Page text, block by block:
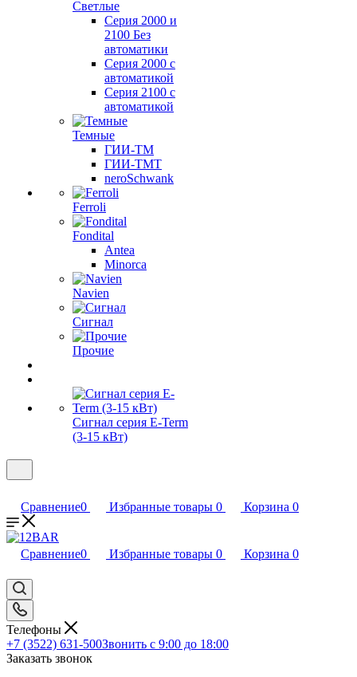
Светлые
Серия 2000 и
2100 Без
автоматики
Серия 2000 с
автоматикой
Серия 2100 с
автоматикой
Темные
ГИИ-ТМ
ГИИ-ТМТ
neroSchwank
Ferroli
Fondital
Antea
Minorca
Navien
Сигнал
Прочие
Сигнал серия E-Term
(3-15 кВт)
Сравнение0 Избранные товары 0 Корзина 0
Сравнение0 Избранные товары 0 Корзина 0
Телефоны
+7 (3522) 631-500Звонить с 9:00 до 18:00
Заказать звонок